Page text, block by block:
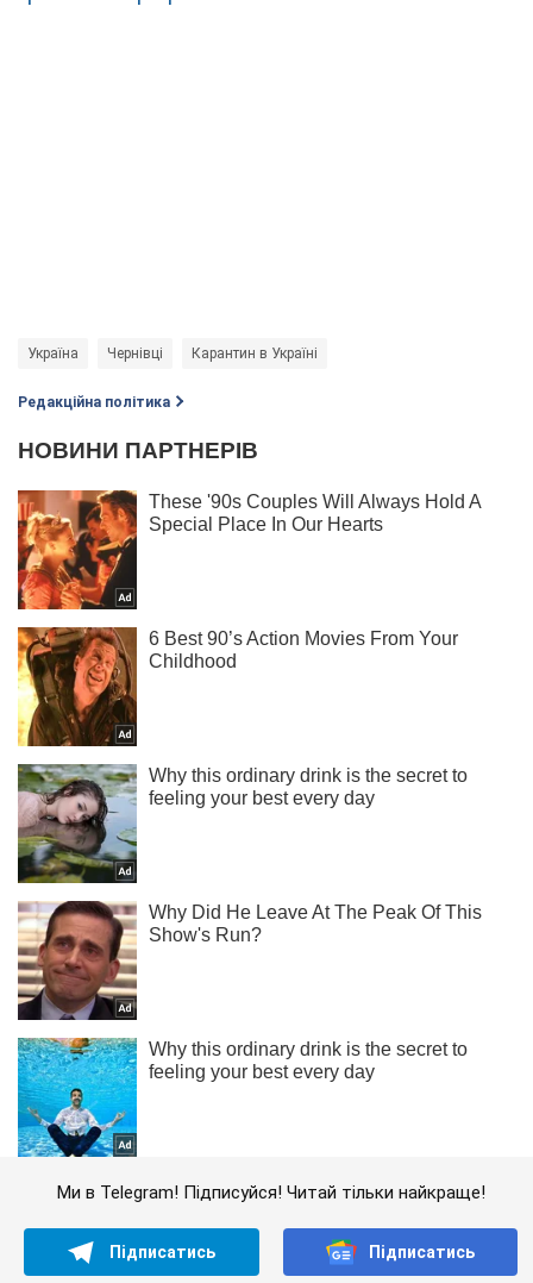
Україна Чернівці Карантин в Україні
Редакційна політика
Ми в Telegram! Підписуйся! Читай тільки найкраще!
Підписатись Підписатись